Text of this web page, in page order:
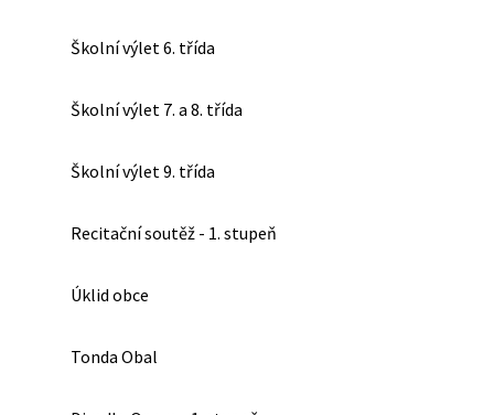
Školní výlet 6. třída
Školní výlet 7. a 8. třída
Školní výlet 9. třída
Recitační soutěž - 1. stupeň
Úklid obce
Tonda Obal